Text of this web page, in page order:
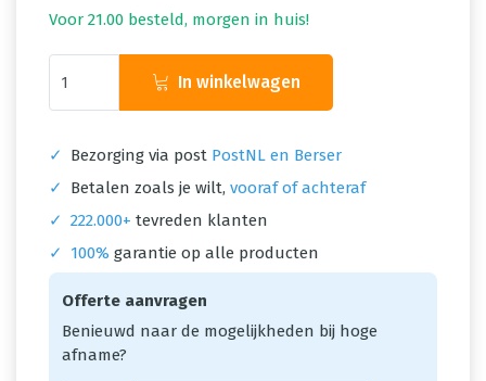
Voor 21.00 besteld, morgen in huis!
In winkelwagen
✓ Bezorging via post PostNL en Berser
✓
Betalen zoals je wilt, vooraf of achteraf
✓ 222.000+ tevreden klanten
✓
100% garantie op alle producten
Offerte aanvragen
Benieuwd naar de mogelijkheden bij hoge
afname?